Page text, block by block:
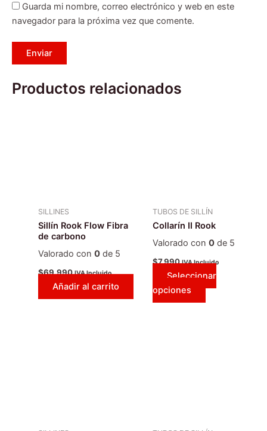
Guarda mi nombre, correo electrónico y web en este
navegador para la próxima vez que comente.
Productos relacionados
SILLINES
Sillín Rook Flow Fibra
de carbono
Valorado con 0de 5
$69.990 IVA Incluido
Añadir al carrito
TUBOS DE SILLÍN
Collarín II Rook
Valorado con 0de 5
$7.990 IVA Incluido
Seleccionar
opciones
en
la
página
de
producto